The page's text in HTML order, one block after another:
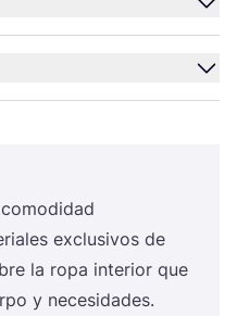
exclu­si­vos de
la ropa inte­rior que
y nece­si­da­des.